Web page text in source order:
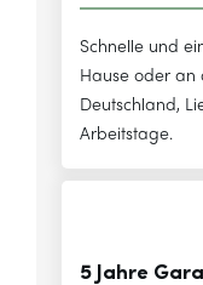
Schnelle und
Hause oder an
Deutschland,
Arbeitstage.
5 Jahre